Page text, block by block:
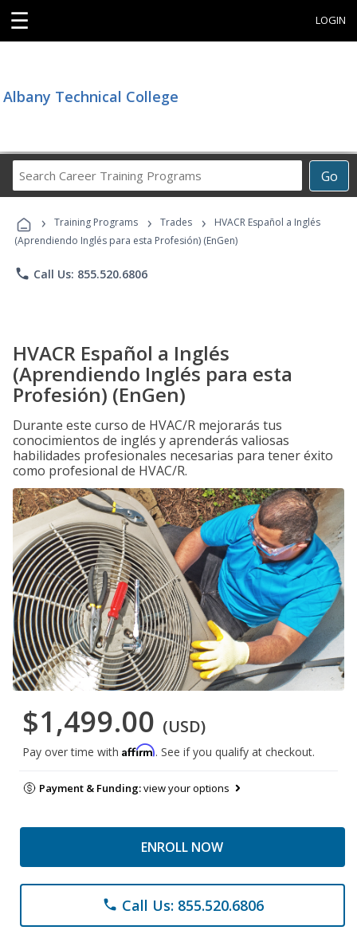
☰ LOGIN
Albany Technical College
Go
Career
Programs
› Training Programs › Trades ›
HVACR Español a Inglés
(Aprendiendo Inglés para esta Profesión) (EnGen)
phone Call Us: 855.520.6806
HVACR Español a Inglés
(Aprendiendo Inglés para esta
Profesión) (EnGen)
Durante este curso de HVAC/R mejorarás tus
conocimientos de inglés y aprenderás valiosas
habilidades profesionales necesarias para tener éxito
como profesional de HVAC/R.
$1,499.00 (USD)
Pay over time with Affirm. See if you qualify at checkout.
Payment & Funding:view your options
ENROLL NOW
phone Call Us: 855.520.6806